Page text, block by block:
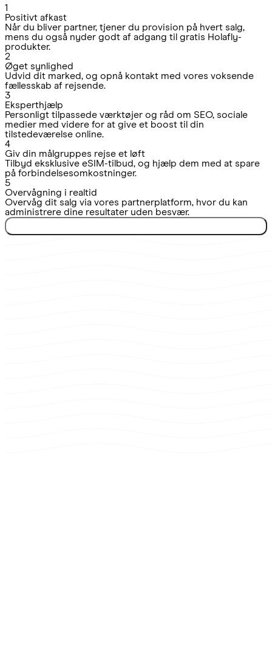
1
Positivt afkast
Når du bliver partner, tjener du provision på hvert salg,
mens du også nyder godt af adgang til gratis Holafly-
produkter.
2
Øget synlighed
Udvid dit marked, og opnå kontakt med vores voksende
fællesskab af rejsende.
3
Eksperthjælp
Personligt tilpassede værktøjer og råd om SEO, sociale
medier med videre for at give et boost til din
tilstedeværelse online.
4
Giv din målgruppes rejse et løft
Tilbyd eksklusive eSIM-tilbud, og hjælp dem med at spare
på forbindelsesomkostninger.
5
Overvågning i realtid
Overvåg dit salg via vores partnerplatform, hvor du kan
administrere dine resultater uden besvær.